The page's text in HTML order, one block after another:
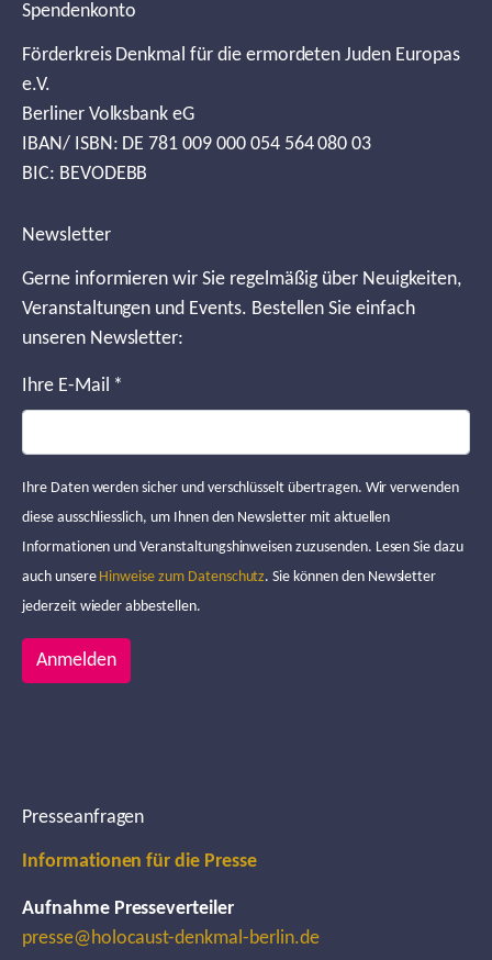
Spendenkonto
Förderkreis Denkmal für die ermordeten Juden Europas
e.V.
Berliner Volksbank eG
IBAN/ ISBN: DE 781 009 000 054 564 080 03
BIC: BEVODEBB
Newsletter
Gerne informieren wir Sie regelmäßig über Neuigkeiten,
Veranstaltungen und Events. Bestellen Sie einfach
unseren Newsletter:
Ihre E-Mail *
Ihre Daten werden sicher und verschlüsselt übertragen. Wir verwenden
diese ausschliesslich, um Ihnen den Newsletter mit aktuellen
Informationen und Veranstaltungshinweisen zuzusenden. Lesen Sie dazu
auch unsere Hinweise zum Datenschutz. Sie können den Newsletter
jederzeit wieder abbestellen.
Anmelden
Presseanfragen
Informationen für die Presse
Aufnahme Presseverteiler
presse@holocaust-denkmal-berlin.de